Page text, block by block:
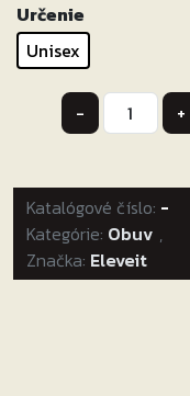
Určenie
Unisex
-
množstvo
ELEVEIT
FREERIDER
2.4
WP
čierne
+
Katalógové číslo: -
Kategórie: Obuv ,
Značka: Eleveit